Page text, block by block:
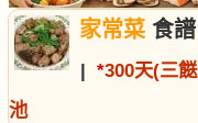
家常菜食譜
| *300天(三
池